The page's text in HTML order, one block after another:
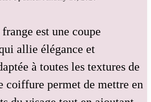
est une coupe
allie élégance et
à toutes les textures de
coiffure permet de mettre en